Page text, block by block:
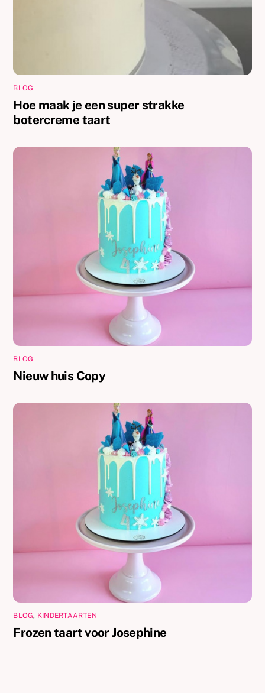
BLOG
Hoe maak je een super strakke
botercreme taart
BLOG
Nieuw huis Copy
BLOG, KINDERTAARTEN
Frozen taart voor Josephine